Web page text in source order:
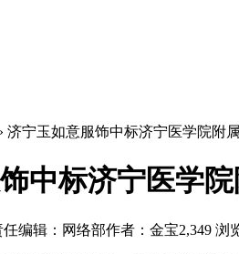
济宁玉如意服饰中标济宁医学院附
中标济宁医学
任编辑：网络部作者：金宝2,349 浏